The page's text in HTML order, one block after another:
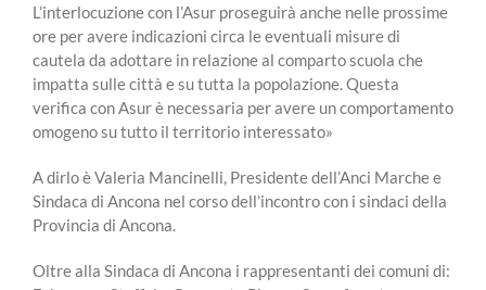
L’interlocuzione con l’Asur proseguirà anche nelle prossime
ore per avere indicazioni circa le eventuali misure di
cautela da adottare in relazione al comparto scuola che
impatta sulle città e su tutta la popolazione. Questa
verifica con Asur è necessaria per avere un comportamento
omogeno su tutto il territorio interessato»
A dirlo è Valeria Mancinelli, Presidente dell’Anci Marche e
Sindaca di Ancona nel corso dell’incontro con i sindaci della
Provincia di Ancona.
Oltre alla Sindaca di Ancona i rappresentanti dei comuni di: